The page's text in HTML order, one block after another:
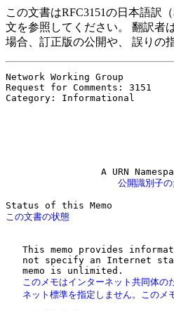
この文書はRFC3151の日本語訳
文を参照してください。 翻訳者
場合、訂正版の公開や、 誤りの
Network Working Group
Request for Comments:
Category: Informational
公開識別子の
This memo provides
not specify an Internet
このメモはインターネット共同体の
ネット標準を指定しません。このメ